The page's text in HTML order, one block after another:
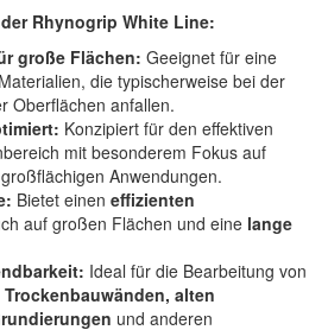
Rhynogrip White Line:
große Flächen: Geeignet für eine
die typischerweise bei der
Oberflächen anfallen.
Konzipiert für den effektiven
mit besonderem Fokus auf
Anwendungen.
Bietet einen effizienten
auf großen Flächen und eine lange
Ideal für die Bearbeitung von
alten
und anderen